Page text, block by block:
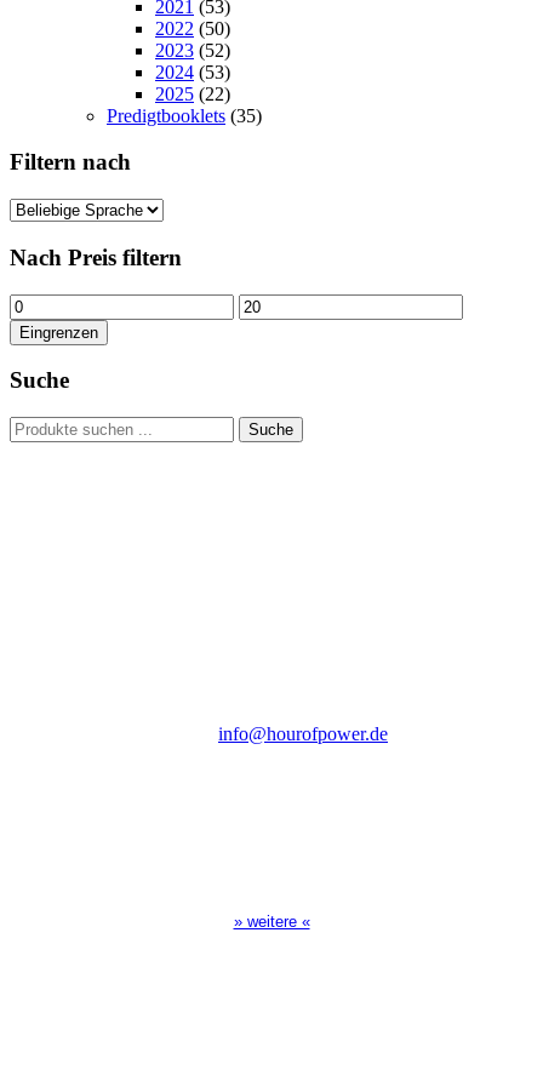
2021 (53)
2022 (50)
2023 (52)
2024 (53)
2025 (22)
Predigtbooklets (35)
Filtern nach
Nach Preis filtern
Min.
Preis
Max.
Preis
Eingrenzen
Suche
Suchen
nach:
Suche
info@hourofpower.de
» weitere «